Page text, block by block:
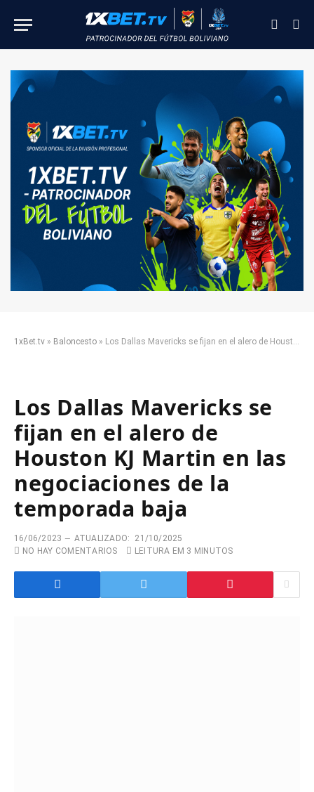
1xBet.tv » Baloncesto » Los Dallas Mavericks se fijan en el alero de Houston KJ Martin en las negociaciones de la temporada baja
Los Dallas Mavericks se
fijan en el alero de
Houston KJ Martin en las
negociaciones de la
temporada baja
16/06/2023 ATUALIZADO:
21/10/2025
NO HAY COMENTARIOS
LEITURA EM 3 MINUTOS